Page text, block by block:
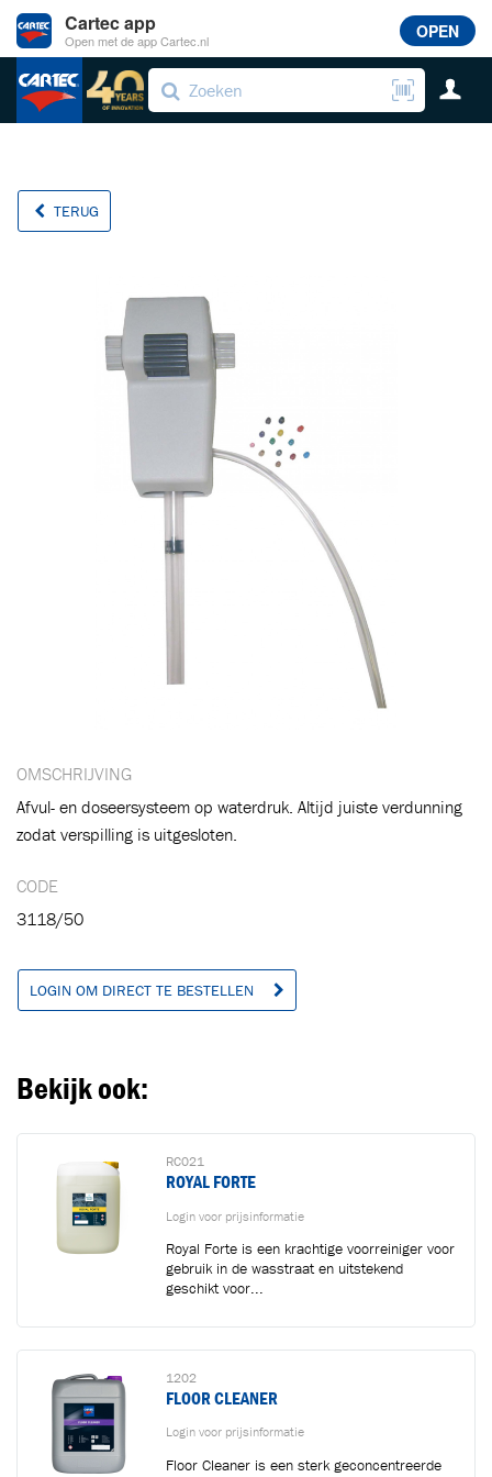
TERUG
OMSCHRIJVING
Afvul- en doseersysteem op waterdruk. Altijd juiste verdunning
zodat verspilling is uitgesloten.
CODE
3118/50
LOGIN OM DIRECT TE BESTELLEN
Bekijk ook:
RC021
ROYAL FORTE
Login voor prijsinformatie
Royal Forte is een krachtige voorreiniger voor
gebruik in de wasstraat en uitstekend
geschikt voor...
1202
FLOOR CLEANER
Login voor prijsinformatie
Floor Cleaner is een sterk geconcentreerde
Toegevoegd aan winkelwagen
VERDER WINKELEN
Cartec app
Open met de app Cartec.nl OPEN